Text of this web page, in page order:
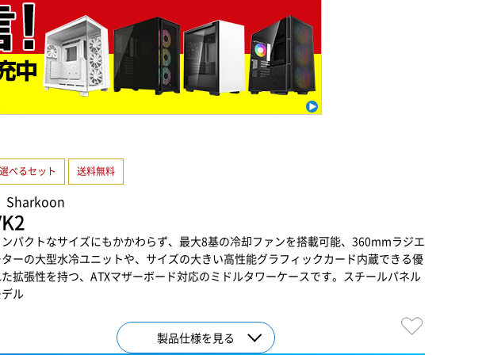
選べるセット 送料無料
Sharkoon
ンパクトなサイズにもかかわらず、最大8基の冷却ファンを搭載可能、360mmラジエ
ーの大型水冷ユニットや、サイズの大きい高性能グラフィックカード内蔵できる優
拡張性を持つ、ATXマザーボード対応のミドルタワーケースです。スチールパネル
ル
製品仕様を見る